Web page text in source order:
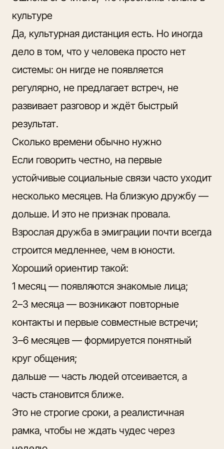
культуре
Да, культурная дистанция есть. Но иногда
дело в том, что у человека просто нет
системы: он нигде не появляется
регулярно, не предлагает встреч, не
развивает разговор и ждёт быстрый
результат.
Сколько времени обычно нужно
Если говорить честно, на первые
устойчивые социальные связи часто уходит
несколько месяцев. На близкую дружбу —
дольше. И это не признак провала.
Взрослая дружба в эмиграции почти всегда
строится медленнее, чем в юности.
Хороший ориентир такой:
1 месяц — появляются знакомые лица;
2–3 месяца — возникают повторные
контакты и первые совместные встречи;
3–6 месяцев — формируется понятный
круг общения;
дальше — часть людей отсеивается, а
часть становится ближе.
Это не строгие сроки, а реалистичная
рамка, чтобы не ждать чудес через